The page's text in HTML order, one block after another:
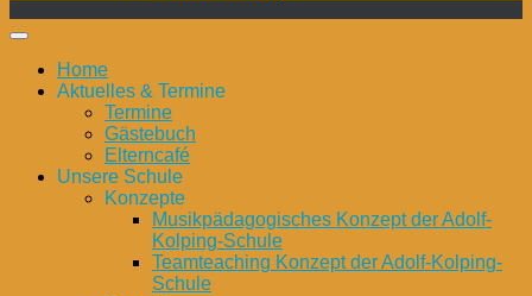
Home
Aktuelles & Termine
Termine
Gästebuch
Elterncafé
Unsere Schule
Konzepte
Musikpädagogisches Konzept der Adolf-
Kolping-Schule
Teamteaching Konzept der Adolf-Kolping-
Schule